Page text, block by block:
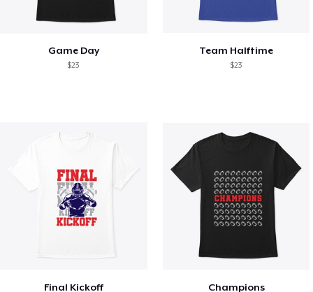
Game Day
$23
Team Halftime
$23
Final Kickoff Champions